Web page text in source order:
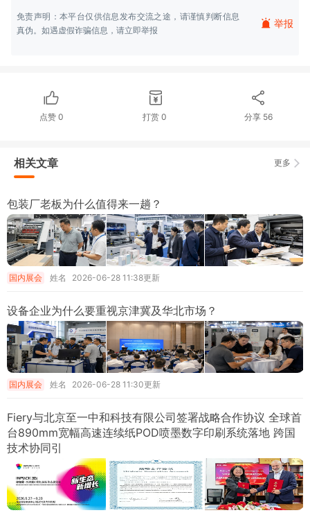
免责声明：本平台仅供信息发布交流之途，请谨慎判断信息
真伪。如遇虚假诈骗信息，请立即举报
举报
点赞0 打赏0 分享 56
更多
相关文章
包装厂老板为什么值得来一趟？
国内展会 姓名 2026-06-28 11:38更新
设备企业为什么要重视京津冀及华北市场？
国内展会 姓名 2026-06-28 11:30更新
Fiery与北京至一中和科技有限公司签署战略合作协议 全球首
台890mm宽幅高速连续纸POD喷墨数字印刷系统落地 跨国
技术协同引